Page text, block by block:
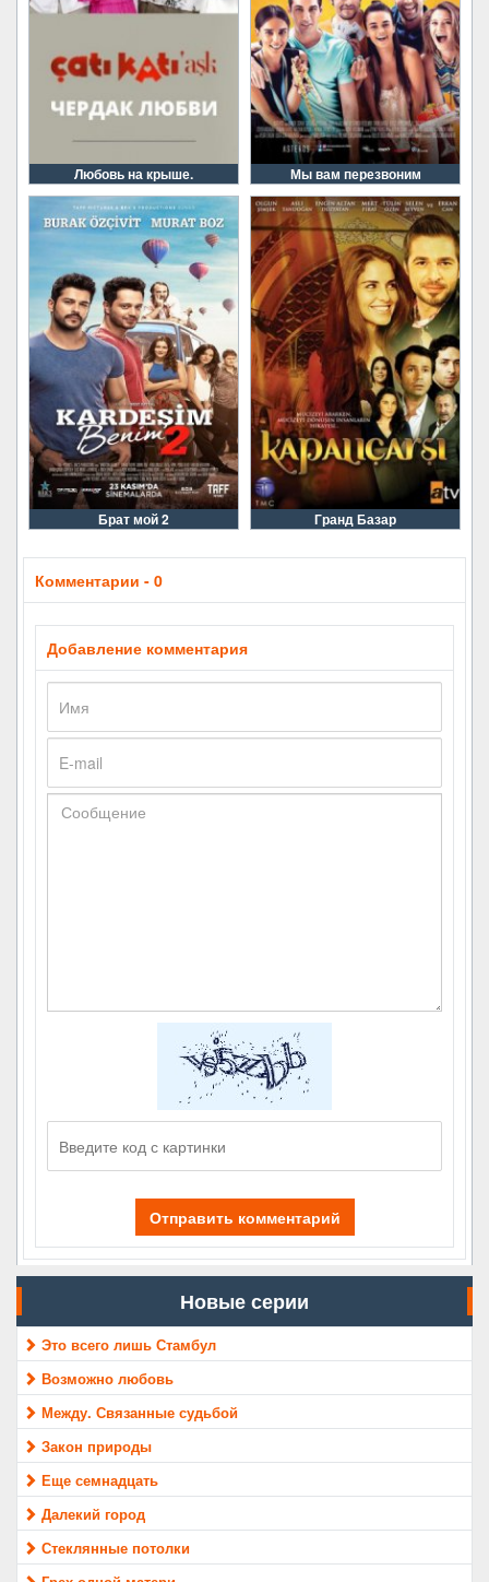
Любовь на крыше. Мы вам перезвоним
Брат мой 2 Гранд Базар
Комментарии - 0
Добавление комментария
Отправить комментарий
Новые серии
Это всего лишь Стамбул
Возможно любовь
Между. Связанные судьбой
Закон природы
Еще семнадцать
Далекий город
Стеклянные потолки